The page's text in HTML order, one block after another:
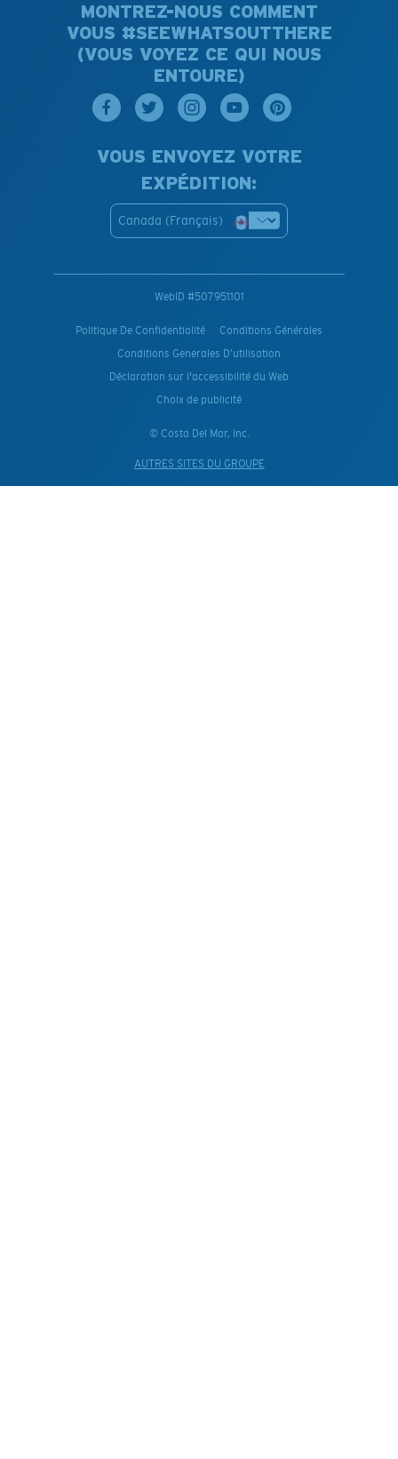
MONTREZ-NOUS COMMENT
VOUS #SEEWHATSOUTTHERE
(VOUS VOYEZ CE QUI NOUS
ENTOURE)
VOUS ENVOYEZ VOTRE
EXPÉDITION:
Canada (Français)
WebID #507951101
Politique De Confidentialité
Conditions Générales
Conditions Generales D’utilisation
Déclaration sur l'accessibilité du Web
Choix de publicité
© Costa Del Mar, Inc.
AUTRES SITES DU GROUPE